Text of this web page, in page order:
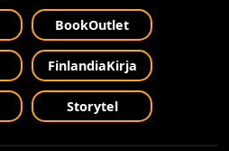
BookOutlet
FinlandiaKirja
Storytel